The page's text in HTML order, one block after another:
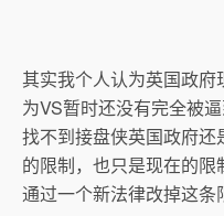
其实我个人认为英国政
为VS暂时还没有完全被
找不到接盘侠英国政府
的限制，也只是现在的
通过一个新法律改掉这条